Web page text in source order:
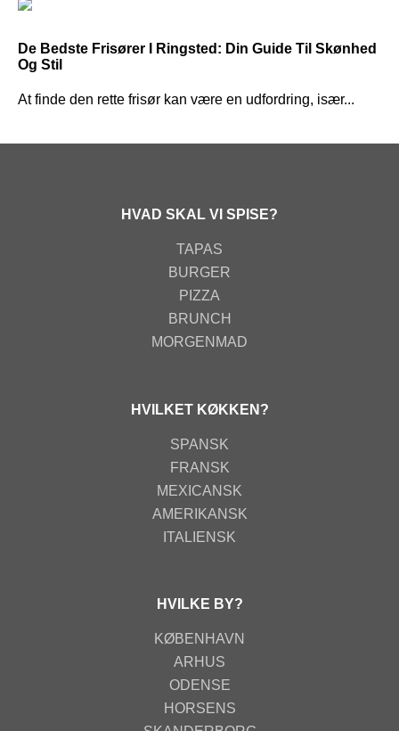
De Bedste Frisører I Ringsted: Din Guide Til Skønhed
Og Stil
At finde den rette frisør kan være en udfordring, især...
HVAD SKAL VI SPISE?
TAPAS
BURGER
PIZZA
BRUNCH
MORGENMAD
HVILKET KØKKEN?
SPANSK
FRANSK
MEXICANSK
AMERIKANSK
ITALIENSK
HVILKE BY?
KØBENHAVN
ARHUS
ODENSE
HORSENS